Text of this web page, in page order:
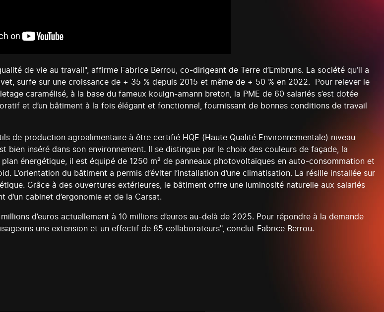
de vie au travail", affirme Fabrice Berrou, co-dirigeant de Terre d’Embruns. La société qu’il a
surfe sur une croissance de + 35 % depuis 2015 et même de + 50 % en 2022. Pour relever le
caramélisé, à la base du fameux kouign-amann breton, la PME de 60 salariés s’est dotée
et d’un bâtiment à la fois élégant et fonctionnel, fournissant de bonnes conditions de travail
de production agroalimentaire à être certifié HQE (Haute Qualité Environnementale) niveau
inséré dans son environnement. Il se distingue par le choix des couleurs de façade, la
énergétique, il est équipé de 1250 m² de panneaux photovoltaïques en auto-consommation et
L’orientation du bâtiment a permis d’éviter l’installation d’une climatisation. La résille installée sur
Grâce à des ouvertures extérieures, le bâtiment offre une luminosité naturelle aux salariés
cabinet d’ergonomie et de la Carsat.
d’euros actuellement à 10 millions d’euros au-delà de 2025. Pour répondre à la demande
une extension et un effectif de 85 collaborateurs", conclut Fabrice Berrou.